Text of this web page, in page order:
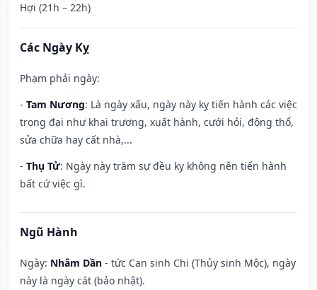
Hợi (21h – 22h)
Các Ngày Kỵ
Phạm phải ngày:
- Tam Nương: Là ngày xấu, ngày này kỵ tiến hành các việc
trọng đại như khai trương, xuất hành, cưới hỏi, động thổ,
sửa chữa hay cất nhà,...
- Thụ Tử: Ngày này trăm sự đều kỵ không nên tiến hành
bất cứ việc gì.
Ngũ Hành
Ngày: Nhâm Dần - tức Can sinh Chi (Thủy sinh Mộc), ngày
này là ngày cát (bảo nhật).